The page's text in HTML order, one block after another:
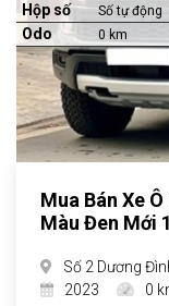
Hộp số Số tự động
Odo 0 km
Mua Bán Xe
Màu Đen Mới
Số 2 Dương
2023
0